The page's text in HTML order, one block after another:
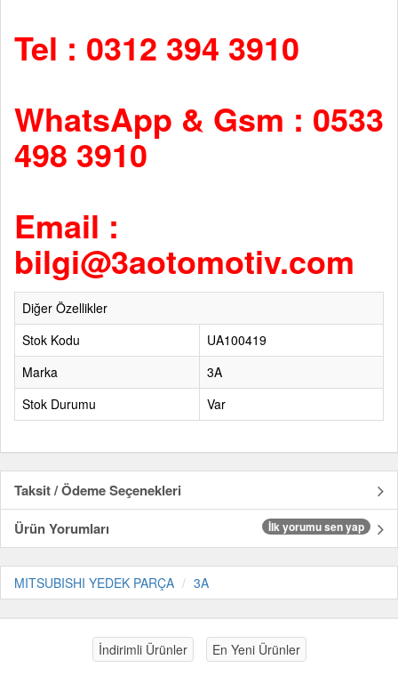
Tel : 0312 394 3910
WhatsApp & Gsm : 0533
498 3910
Email :
bilgi@3aotomotiv.com
Diğer Özellikler
Stok Kodu
UA100419
Marka
3A
Stok Durumu
Var
Taksit / Ödeme Seçenekleri
Ürün Yorumları
İlk yorumu sen yap
MITSUBISHI YEDEK PARÇA 3A
İndirimli Ürünler En Yeni Ürünler